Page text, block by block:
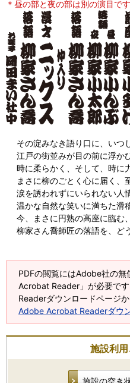
＊昼の部と夜の部は別の演目です
その淀みなき語り口に、いつ
江戸の街並みが目の前に浮か
時に柔らかく、そして、時に
まさに柳のごとく心に届く、
涙を誘われずにいられない人
温かな自然な笑いに満ちた滑
今、まさに円熟の高座に臨む、
柳家さん喬師匠の落語を、ど
PDFの閲覧にはAdobe社の
Acrobat Reader」が必要で
Readerダウンロードページか
Adobe Acrobat Readerダウ
施設利